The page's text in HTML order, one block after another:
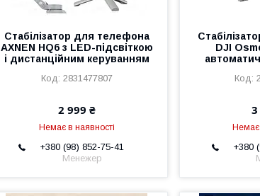
Стабілізатор для телефона
AXNEN HQ6 з LED-підсвіткою
і дистанційним керуванням
2831477807
2 999 ₴
Немає в наявності
+380 (98) 852-75-41
Менежер
DJI
Немає
+380